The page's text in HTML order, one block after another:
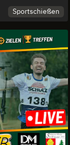
Sportschießen